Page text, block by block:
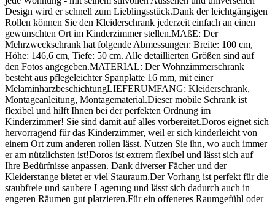
Design wird er schnell zum Lieblingsstück.Dank der leichtgängigen
Rollen können Sie den Kleiderschrank jederzeit einfach an einen
gewünschten Ort im Kinderzimmer stellen.MAßE: Der
Mehrzweckschrank hat folgende Abmessungen: Breite: 100 cm,
Höhe: 146,6 cm, Tiefe: 50 cm. Alle detaillierten Größen sind auf
den Fotos angegeben.MATERIAL: Der Wohnzimmerschrank
besteht aus pflegeleichter Spanplatte 16 mm, mit einer
MelaminharzbeschichtungLIEFERUMFANG: Kleiderschrank,
Montageanleitung, Montagematerial.Dieser mobile Schrank ist
flexibel und hilft Ihnen bei der perfekten Ordnung im
Kinderzimmer! Sie sind damit auf alles vorbereitet.Doros eignet sich
hervorragend für das Kinderzimmer, weil er sich kinderleicht von
einem Ort zum anderen rollen lässt. Nutzen Sie ihn, wo auch immer
er am nützlichsten ist!Doros ist extrem flexibel und lässt sich auf
Ihre Bedürfnisse anpassen. Dank diverser Fächer und der
Kleiderstange bietet er viel Stauraum.Der Vorhang ist perfekt für die
staubfreie und saubere Lagerung und lässt sich dadurch auch in
engeren Räumen gut platzieren.Für ein offeneres Raumgefühl oder